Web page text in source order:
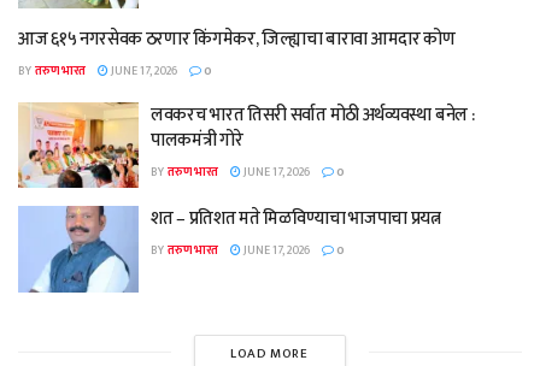
आज ६१५ नगरसेवक ठरणार किंगमेकर, जिल्ह्याचा बारावा आमदार कोण
BYतरुण भारत JUNE 17, 2026 0
लवकरच भारत तिसरी सर्वात मोठी अर्थव्यवस्था बनेल :
पालकमंत्री गोरे
BYतरुण भारत JUNE 17, 2026 0
शत – प्रतिशत मते मिळविण्याचा भाजपाचा प्रयत्न
BYतरुण भारत JUNE 17, 2026 0
LOAD MORE